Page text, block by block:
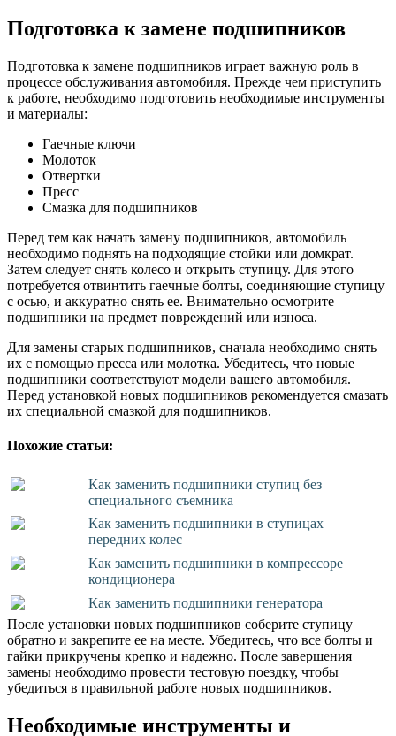
Подготовка к замене подшипников
Подготовка к замене подшипников играет важную роль в
процессе обслуживания автомобиля. Прежде чем приступить
к работе, необходимо подготовить необходимые инструменты
и материалы:
Гаечные ключи
Молоток
Отвертки
Пресс
Смазка для подшипников
Перед тем как начать замену подшипников, автомобиль
необходимо поднять на подходящие стойки или домкрат.
Затем следует снять колесо и открыть ступицу. Для этого
потребуется отвинтить гаечные болты, соединяющие ступицу
с осью, и аккуратно снять ее. Внимательно осмотрите
подшипники на предмет повреждений или износа.
Для замены старых подшипников, сначала необходимо снять
их с помощью пресса или молотка. Убедитесь, что новые
подшипники соответствуют модели вашего автомобиля.
Перед установкой новых подшипников рекомендуется смазать
их специальной смазкой для подшипников.
Похожие статьи:
Как заменить подшипники ступиц без
специального съемника
Как заменить подшипники в ступицах
передних колес
Как заменить подшипники в компрессоре
кондиционера
Как заменить подшипники генератора
После установки новых подшипников соберите ступицу
обратно и закрепите ее на месте. Убедитесь, что все болты и
гайки прикручены крепко и надежно. После завершения
замены необходимо провести тестовую поездку, чтобы
убедиться в правильной работе новых подшипников.
Необходимые инструменты и